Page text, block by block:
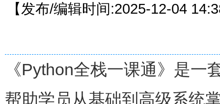
【发布/编辑时间:2025-12-04
《Python全栈一课通》是
帮助学员从基础到高级系统